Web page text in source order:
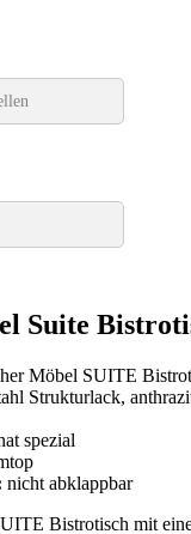
Suite
Möbel SUITE
Strukturlack,
spezial
nicht abklappbar
Bistrotisch mit